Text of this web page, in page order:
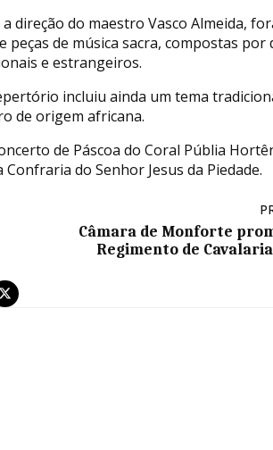
a direção do maestro Vasco Almeida,
peças de música sacra, compostas
e estrangeiros.
incluiu ainda um tema
de origem africana.
de Páscoa do Coral Públia
do Senhor Jesus da Piedade.
Câmara de Monforte
Regimento de